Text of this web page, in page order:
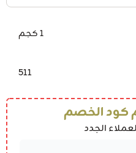
1 كجم
511
كود الخصم
الجدد